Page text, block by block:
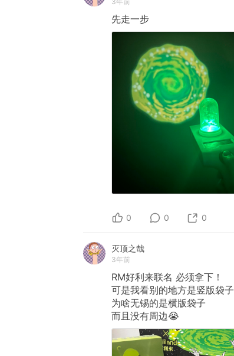
先走一步
0 0 0
灭顶之哉
3年前
RM好利来联名 必须拿下！
可是我看别的地方是竖版袋子
为啥无锡的是横版袋子
而且没有周边😭